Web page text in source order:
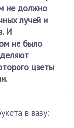
не должно
лучей и
И
не было
цветы
в вазу: